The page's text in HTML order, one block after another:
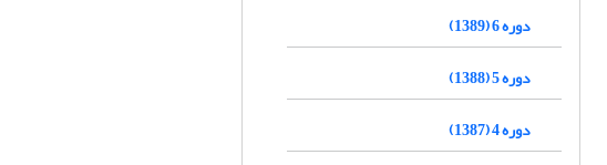
دوره 6 (1389)
دوره 5 (1388)
دوره 4 (1387)